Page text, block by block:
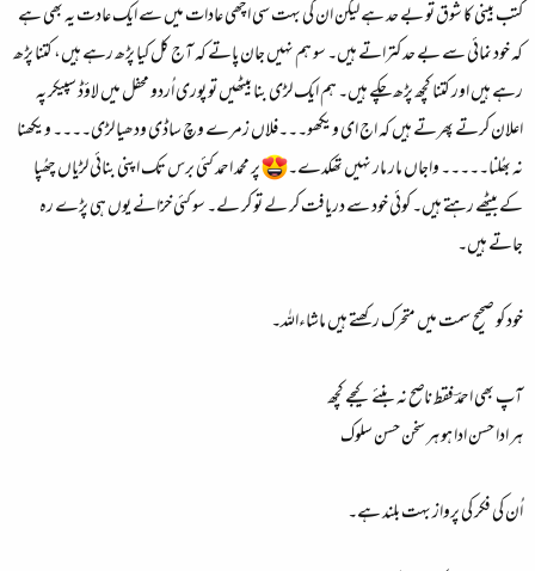
کتب بینی کا شوق تو بے حد ہے لیکن ان کی بہت سی اچھی عادات میں سے ایک عادت یہ بھی ہے
کہ خود نمائی سے بے حد کتراتے ہیں۔ سو ہم نہیں جان پاتے کہ آج کل کیا پڑھ رہے ہیں، کتنا پڑھ
رہے ہیں اور کتنا کچھ پڑھ چکے ہیں۔ ہم ایک لڑی بنا بیٹھیں تو پوری اُردو محفل میں لاؤڈ سپیکر پہ
اعلان کرتے پھرتے ہیں کہ اج ای ویکھو۔۔۔فلاں زمرے وچ ساڈی ودھیا لڑی۔۔۔۔ ویکھنا
نہ بھُلنا۔۔۔۔۔ واجاں مار مار نہیں تھکدے۔
پر محمد احمد کئی برس تک اپنی بنائی لڑیاں چھُپا
کے بیٹھے رہتے ہیں۔ کوئی خود سے دریافت کر لے تو کر لے۔ سو کئی خزانے یوں ہی پڑے رہ
جاتے ہیں۔
خود کو صحیح سمت میں متحرک رکھتے ہیں ماشاءاللہ۔
آپ بھی احمدؔ فقط ناصح نہ بنئے کیجے کچھ
ہر ادا حسن ادا ہو ہر سخن حسن سلوک
اُن کی فکر کی پرواز بہت بلند ہے۔